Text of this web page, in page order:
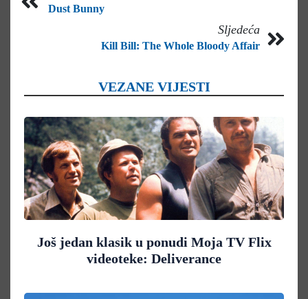
Dust Bunny
Sljedeća
Kill Bill: The Whole Bloody Affair
VEZANE VIJESTI
Još jedan klasik u ponudi Moja TV Flix
videoteke: Deliverance